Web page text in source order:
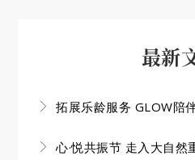
最新
拓展乐龄服务 GLOW陪
心·悦共振节 走入大自然